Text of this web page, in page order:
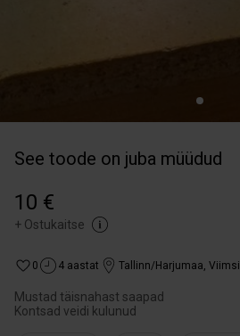
See toode on juba müüdud
10 €
+ Ostukaitse
0 4 aastat Tallinn/Harjumaa, Viimsi
Mustad täisnahast saapad
Kontsad veidi kulunud